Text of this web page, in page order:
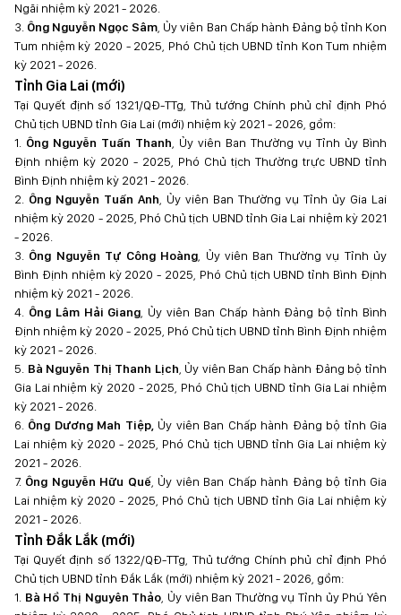
Ngãi nhiệm kỳ 2021 - 2026.
3. Ông Nguyễn Ngọc Sâm , Ủy viên Ban Chấp hành Đảng bộ tỉnh Kon
Tum nhiệm kỳ 2020 - 2025, Phó Chủ tịch UBND tỉnh Kon Tum nhiệm
kỳ 2021 - 2026.
Tỉnh Gia Lai (mới)
Tại Quyết định số 1321/QĐ-TTg, Thủ tướng Chính phủ chỉ định Phó
Chủ tịch UBND tỉnh Gia Lai (mới) nhiệm kỳ 2021 - 2026, gồm:
1. Ông Nguyễn Tuấn Thanh , Ủy viên Ban Thường vụ Tỉnh ủy Bình
Định nhiệm kỳ 2020 - 2025, Phó Chủ tịch Thường trực UBND tỉnh
Bình Định nhiệm kỳ 2021 - 2026.
2. Ông Nguyễn Tuấn Anh , Ủy viên Ban Thường vụ Tỉnh ủy Gia Lai
nhiệm kỳ 2020 - 2025, Phó Chủ tịch UBND tỉnh Gia Lai nhiệm kỳ 2021
- 2026.
3. Ông Nguyễn Tự Công Hoàng , Ủy viên Ban Thường vụ Tỉnh ủy
Bình Định nhiệm kỳ 2020 - 2025, Phó Chủ tịch UBND tỉnh Bình Định
nhiệm kỳ 2021 - 2026.
4. Ông Lâm Hải Giang , Ủy viên Ban Chấp hành Đảng bộ tỉnh Bình
Định nhiệm kỳ 2020 - 2025, Phó Chủ tịch UBND tỉnh Bình Định nhiệm
kỳ 2021 - 2026.
5. Bà Nguyễn Thị Thanh Lịch , Ủy viên Ban Chấp hành Đảng bộ tỉnh
Gia Lai nhiệm kỳ 2020 - 2025, Phó Chủ tịch UBND tỉnh Gia Lai nhiệm
kỳ 2021 - 2026.
6. Ông Dương Mah Tiệp, Ủy viên Ban Chấp hành Đảng bộ tỉnh Gia
Lai nhiệm kỳ 2020 - 2025, Phó Chủ tịch UBND tỉnh Gia Lai nhiệm kỳ
2021 - 2026.
7. Ông Nguyễn Hữu Quế, Ủy viên Ban Chấp hành Đảng bộ tỉnh Gia
Lai nhiệm kỳ 2020 - 2025, Phó Chủ tịch UBND tỉnh Gia Lai nhiệm kỳ
2021 - 2026.
Tỉnh Đắk Lắk (mới)
Tại Quyết định số 1322/QĐ-TTg, Thủ tướng Chính phủ chỉ định Phó
Chủ tịch UBND tỉnh Đắk Lắk (mới) nhiệm kỳ 2021 - 2026, gồm:
1. Bà Hồ Thị Nguyên Thảo , Ủy viên Ban Thường vụ Tỉnh ủy Phú Yên